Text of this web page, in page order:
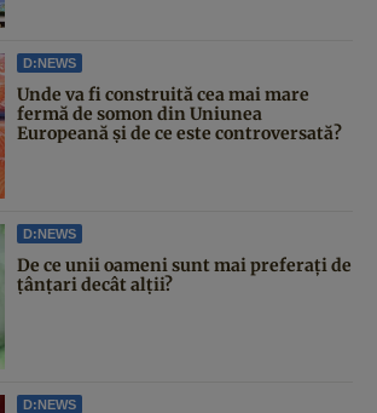
D:NEWS
Unde va fi construită cea mai mare
fermă de somon din Uniunea
Europeană și de ce este controversată?
D:NEWS
De ce unii oameni sunt mai preferați de
țânțari decât alții?
D:NEWS